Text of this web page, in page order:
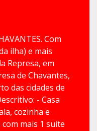
Com
ilha) e mais
Represa, em
de Chavantes,
das cidades de
- Casa
cozinha e
mais 1 suíte